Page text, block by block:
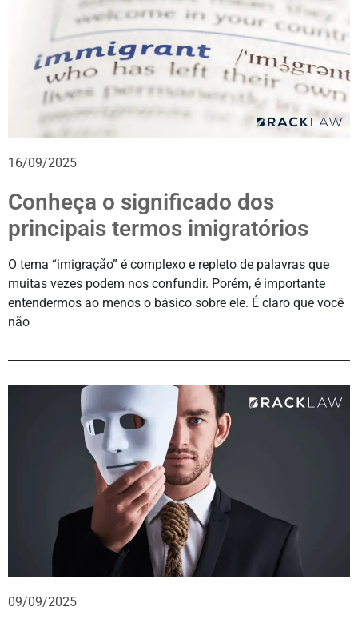
16/09/2025
Conheça o significado dos
principais termos imigratórios
O tema “imigração” é complexo e repleto de palavras que
muitas vezes podem nos confundir. Porém, é importante
entendermos ao menos o básico sobre ele. É claro que você
não
09/09/2025